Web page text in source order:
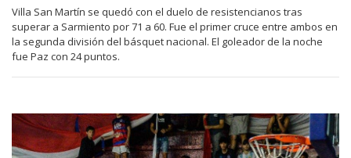
Villa San Martín se quedó con el duelo de resistencianos tras
superar a Sarmiento por 71 a 60. Fue el primer cruce entre ambos en
la segunda división del básquet nacional. El goleador de la noche
fue Paz con 24 puntos.